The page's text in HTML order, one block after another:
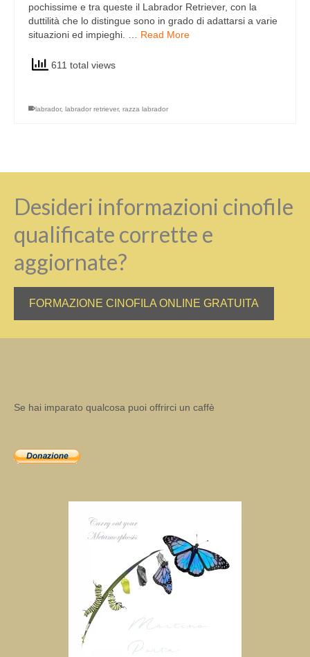
pochissime e tra queste il Labrador Retriever, con la
duttilità che lo distingue sono in grado di adattarsi a varie
situazioni ed impieghi. … Read More
611 total views
labrador, labrador retriever, razza labrador
Desideri informazioni cinofile
qualificate corrette e
aggiornate?
FORMAZIONE CINOFILA ONLINE GRATUITA
Se hai imparato qualcosa puoi offrirci un caffè